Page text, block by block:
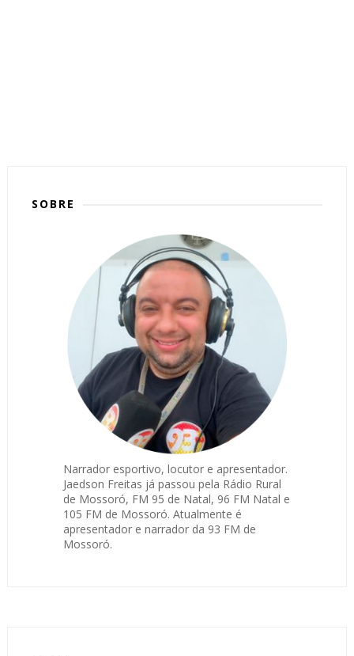
SOBRE
Narrador esportivo, locutor e apresentador.
Jaedson Freitas já passou pela Rádio Rural
de Mossoró, FM 95 de Natal, 96 FM Natal e
105 FM de Mossoró. Atualmente é
apresentador e narrador da 93 FM de
Mossoró.